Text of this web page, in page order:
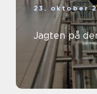
23. oktober
Jagten på